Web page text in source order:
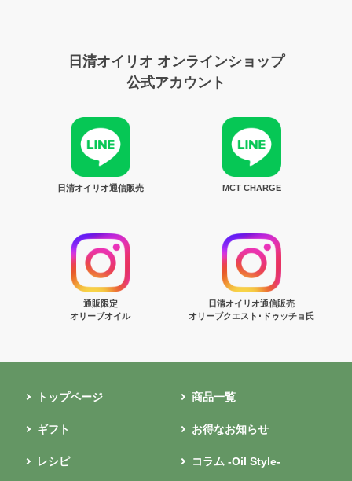
日清オイリオ オンラインショップ
公式アカウント
日清オイリオ通信販売 MCT CHARGE
通販限定
オリーブオイル
日清オイリオ通信販売
オリーブクエスト･ドゥッチョ氏
トップページ 商品一覧
ギフト お得なお知らせ
レシピ コラム -Oil Style-